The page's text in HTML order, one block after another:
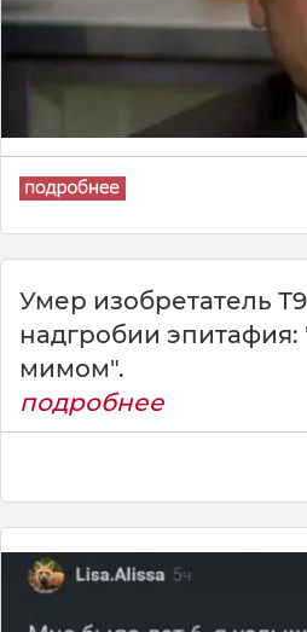
Умер изобретатель
надгробии эпитафия:
мимом".
подробнее